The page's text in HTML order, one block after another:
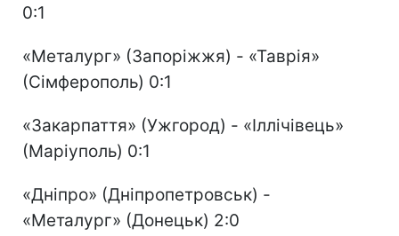
0:1
«Металург» (Запоріжжя) - «Таврія»
(Сімферополь) 0:1
«Закарпаття» (Ужгород) - «Іллічівець»
(Маріуполь) 0:1
«Дніпро» (Дніпропетровськ) -
«Металург» (Донецьк) 2:0